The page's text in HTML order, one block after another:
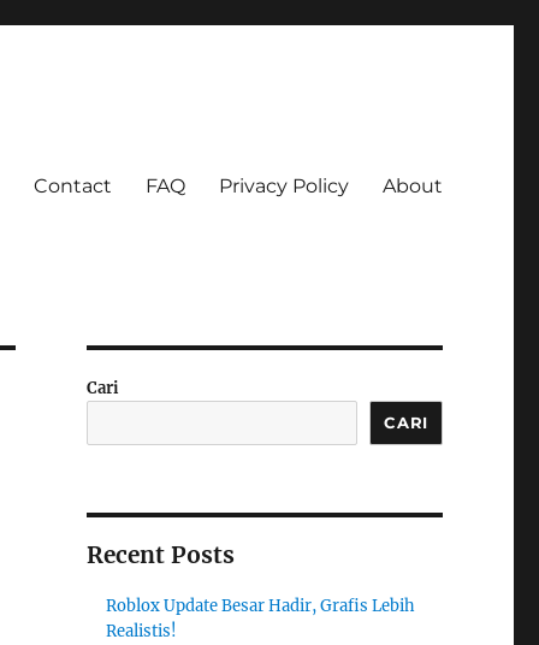
Contact FAQ Privacy Policy About
Cari
CARI
Recent Posts
Roblox Update Besar Hadir, Grafis Lebih
Realistis!